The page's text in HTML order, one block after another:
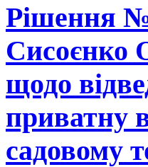
Рішення
Сисоєнко
щодо
приватну
садовому